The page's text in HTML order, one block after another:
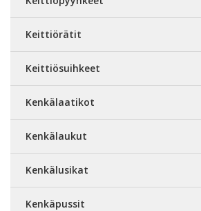
Keittiörätit
Keittiösuihkeet
Kenkälaatikot
Kenkälaukut
Kenkälusikat
Kenkäpussit